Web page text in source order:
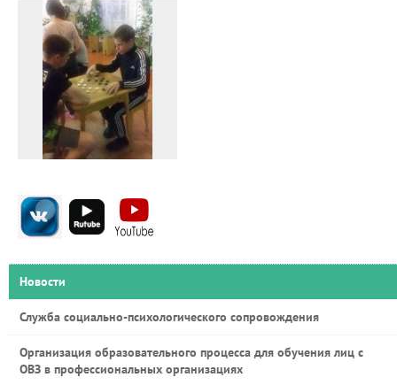
Новости
Служба социально-психологического сопровождения
Организация образовательного процесса для обучения лиц с
ОВЗ в профессиональных организациях